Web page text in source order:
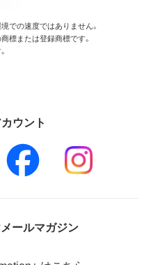
での速度ではありません。
標または登録商標です。
ウント
ールマガジン